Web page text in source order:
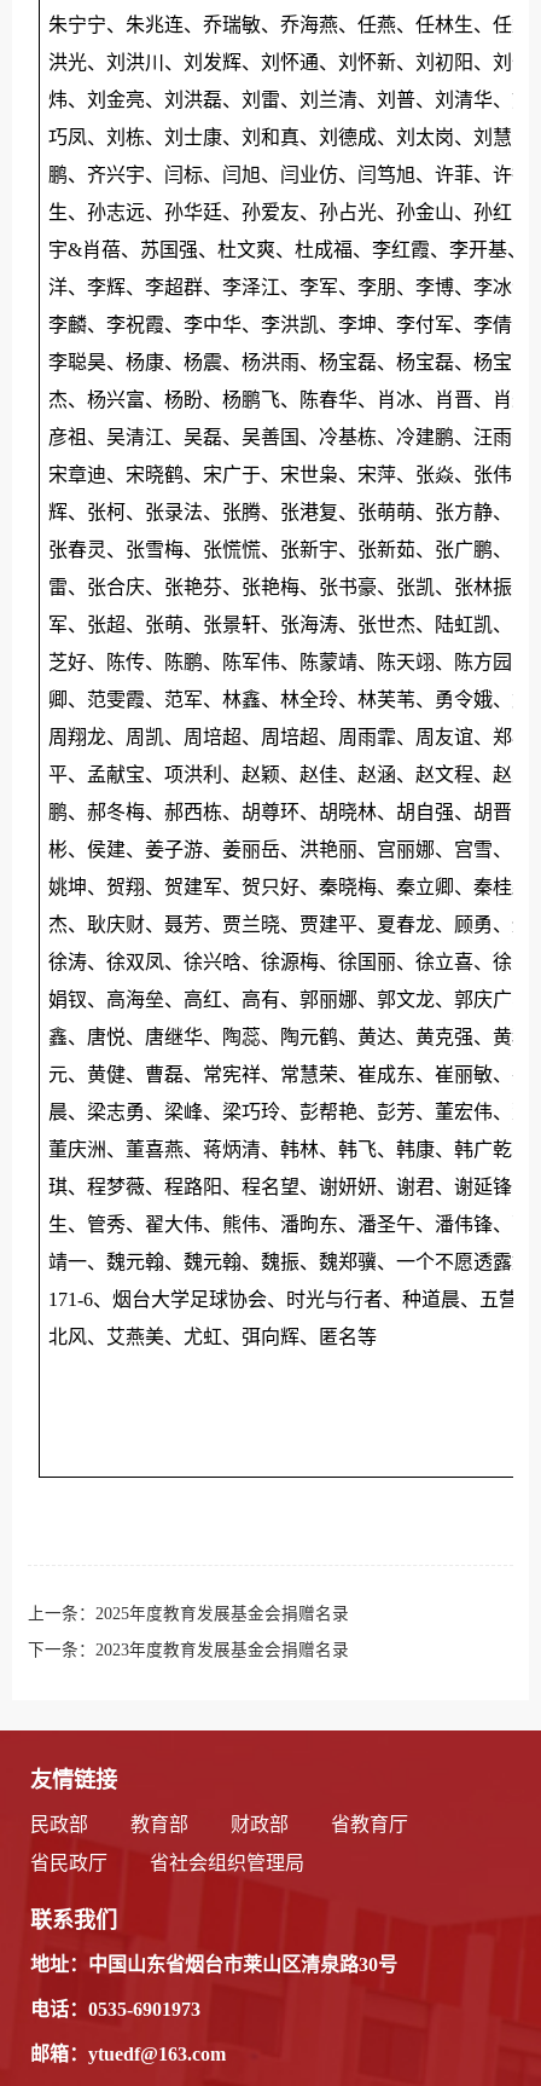
朱宁宁、朱兆连、乔瑞敏、乔海燕、任燕、任林生、任龙
洪光、刘洪川、刘发辉、刘怀通、刘怀新、刘初阳、刘全
炜、刘金亮、刘洪磊、刘雷、刘兰清、刘普、刘清华、刘
巧凤、刘栋、刘士康、刘和真、刘德成、刘太岗、刘慧峰
鹏、齐兴宇、闫标、闫旭、闫业仿、闫笃旭、许菲、许德
生、孙志远、孙华廷、孙爱友、孙占光、孙金山、孙红印
宇&肖蓓、苏国强、杜文爽、杜成福、李红霞、李开基、
洋、李辉、李超群、李泽江、李军、李朋、李博、李冰洲
李麟、李祝霞、李中华、李洪凯、李坤、李付军、李倩、
李聪昊、杨康、杨震、杨洪雨、杨宝磊、杨宝磊、杨宝花
杰、杨兴富、杨盼、杨鹏飞、陈春华、肖冰、肖晋、肖永
彦祖、吴清江、吴磊、吴善国、冷基栋、冷建鹏、汪雨、
宋章迪、宋晓鹤、宋广于、宋世枭、宋萍、张焱、张伟、
辉、张柯、张录法、张腾、张港复、张萌萌、张方静、张
张春灵、张雪梅、张慌慌、张新宇、张新茹、张广鹏、张
雷、张合庆、张艳芬、张艳梅、张书豪、张凯、张林振、
军、张超、张萌、张景轩、张海涛、张世杰、陆虹凯、陈
芝好、陈传、陈鹏、陈军伟、陈蒙靖、陈天翊、陈方园、
卿、范雯霞、范军、林鑫、林全玲、林芙苇、勇令娥、武
周翔龙、周凯、周培超、周培超、周雨霏、周友谊、郑石
平、孟献宝、项洪利、赵颖、赵佳、赵涵、赵文程、赵立
鹏、郝冬梅、郝西栋、胡尊环、胡晓林、胡自强、胡晋东
彬、侯建、姜子游、姜丽岳、洪艳丽、宫丽娜、宫雪、宫
姚坤、贺翔、贺建军、贺只好、秦晓梅、秦立卿、秦桂森
杰、耿庆财、聂芳、贾兰晓、贾建平、夏春龙、顾勇、柴
徐涛、徐双凤、徐兴晗、徐源梅、徐国丽、徐立喜、徐晓
娟钗、高海垒、高红、高有、郭丽娜、郭文龙、郭庆广、
鑫、唐悦、唐继华、陶蕊、陶元鹤、黄达、黄克强、黄秋
元、黄健、曹磊、常宪祥、常慧荣、崔成东、崔丽敏、崔
晨、梁志勇、梁峰、梁巧玲、彭帮艳、彭芳、董宏伟、董
董庆洲、董喜燕、蒋炳清、韩林、韩飞、韩康、韩广乾、
琪、程梦薇、程路阳、程名望、谢妍妍、谢君、谢延锋、
生、管秀、翟大伟、熊伟、潘昫东、潘圣午、潘伟锋、薛
靖一、魏元翰、魏元翰、魏振、魏郑骥、一个不愿透露姓
171-6、烟台大学足球协会、时光与行者、种道晨、五营
北风、艾燕美、尤虹、弭向辉、匿名等
上一条： 2025年度教育发展基金会捐赠名录
下一条： 2023年度教育发展基金会捐赠名录
友情链接
民政部 教育部 财政部
省教育厅
省民政厅
省社会组织管理局
联系我们
地址：中国山东省烟台市莱山区清泉路30号
电话：0535-6901973
邮箱：ytuedf@163.com